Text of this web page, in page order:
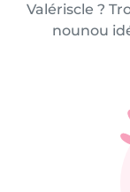
Valériscle ?
nounou